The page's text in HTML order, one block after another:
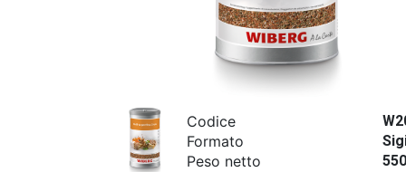
Codice
Formato
Peso netto